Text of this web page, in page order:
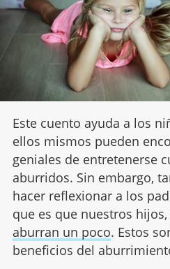
Este cuento ayuda a los
ellos mismos pueden
geniales de entretenerse
aburridos. Sin embargo,
hacer reflexionar a los
que es que nuestros
aburran un poco. Estos
beneficios del